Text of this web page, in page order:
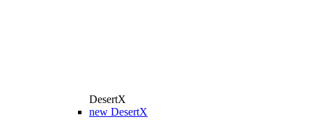
DesertX
new DesertX